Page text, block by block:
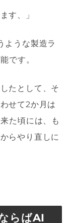
す、」
ような製造ラ
です。
たとして、そ
せて2か月は
た頃には、も
らやり直しに
らばAI